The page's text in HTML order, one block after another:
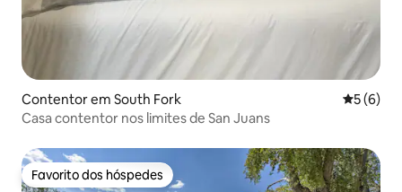
Contentor em South Fork
5 (6)
Casa contentor nos limites de San Juans
Favorito dos hóspedes
Favorito dos hóspedes